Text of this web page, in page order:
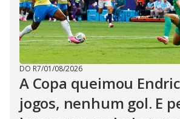
DO R7/01/08/2026
A Copa queimou
jogos, nenhum gol. E